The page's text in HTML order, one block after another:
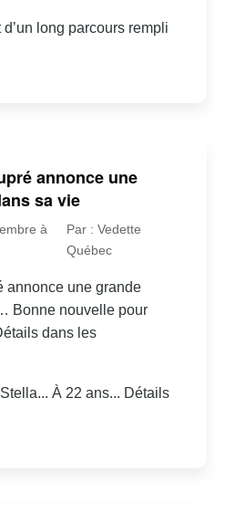
d’un long parcours rempli
annonce une
sa vie
à
Par : Vedette
Québec
annonce une grande
Bonne nouvelle pour
dans les
À 22 ans... Détails